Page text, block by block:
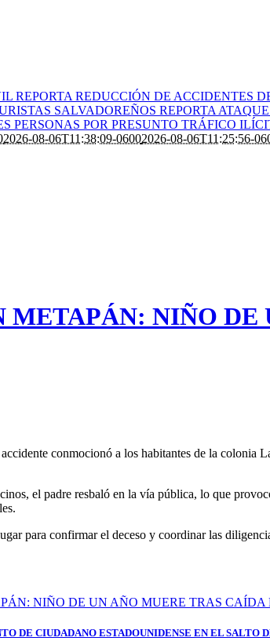
REPORTA REDUCCIÓN DE ACCIDENTES
SALVADOREÑOS REPORTA
PERSONAS POR PRESUNTO TRÁFICO
2026-08-06T11:38:09-06002026-08-06T11:25:56-
METAPÁN: NIÑO
conmocionó a los habitantes de la colonia
el padre resbaló en la vía pública, lo que
para confirmar el deceso y coordinar las
DE CIUDADANO ESTADOUNIDENSE EN EL SALTO